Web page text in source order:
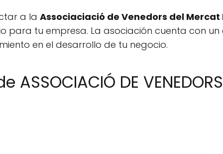
a la Associaciació de Venedors del
para tu empresa. La asociación cuenta con
en el desarrollo de tu negocio.
ASSOCIACIÓ DE